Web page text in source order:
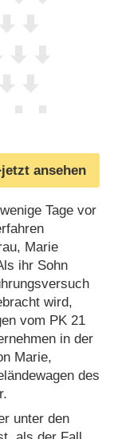
jetzt ansehen
Tage vor
Marie
ihr Sohn
wird,
vom PK 21
in der
Marie,
des
unter den